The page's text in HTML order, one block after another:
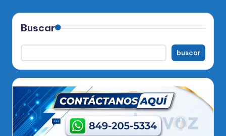
de
entradas
Buscar
buscar